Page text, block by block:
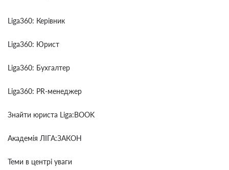
Liga360: Керівник
Liga360: Юрист
Liga360: Бухгалтер
Liga360: PR-менеджер
Знайти юриста Liga:BOOK
Академія ЛІГА:ЗАКОН
Теми в центрі уваги